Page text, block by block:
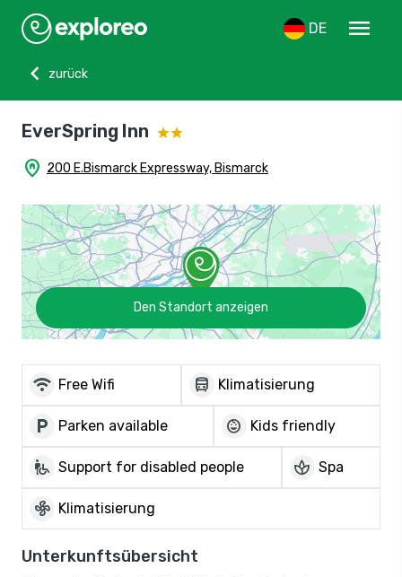
DE
menu
chevron_left
zurück
EverSpring Inn
home_pin 200 E.Bismarck Expressway, Bismarck
Den Standort anzeigen
wifi Free Wifi directions_bus Klimatisierung
local_parking Parken available child_care Kids friendly
wheelchair_pickup Support for disabled people spa Spa
mode_fan Klimatisierung
Unterkunftsübersicht